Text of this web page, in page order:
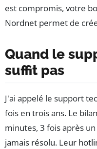
est compromis, votre
Nordnet permet de
Quand le
suffit pas
J'ai appelé le support
fois en trois ans. Le
minutes, 3 fois après
jamais résolu. Leur